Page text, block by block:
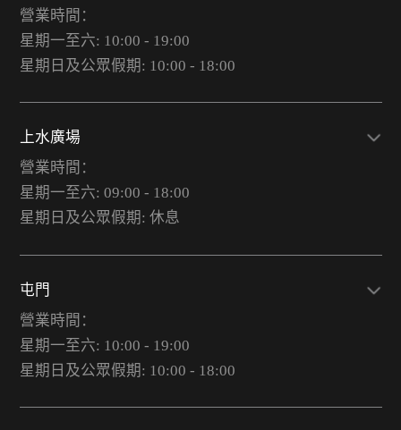
營業時間：
星期一至六: 10:00 - 19:00
星期日及公眾假期: 10:00 - 18:00
上水廣場
營業時間：
星期一至六: 09:00 - 18:00
星期日及公眾假期: 休息
屯門
營業時間：
星期一至六: 10:00 - 19:00
星期日及公眾假期: 10:00 - 18:00